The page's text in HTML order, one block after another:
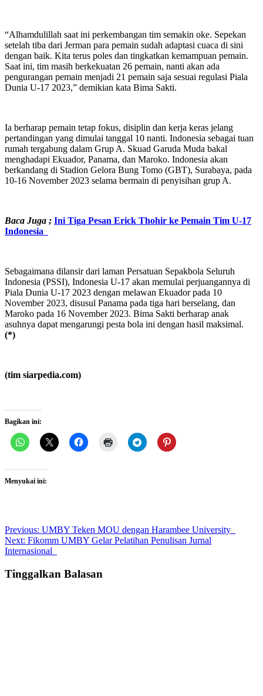
“Alhamdulillah saat ini perkembangan tim semakin oke. Sepekan
setelah tiba dari Jerman para pemain sudah adaptasi cuaca di sini
dengan baik. Kita terus poles dan tingkatkan kemampuan pemain.
Saat ini, tim masih berkekuatan 26 pemain, nanti akan ada
pengurangan pemain menjadi 21 pemain saja sesuai regulasi Piala
Dunia U-17 2023,” demikian kata Bima Sakti.
Ia berharap pemain tetap fokus, disiplin dan kerja keras jelang
pertandingan yang dimulai tanggal 10 nanti. Indonesia sebagai tuan
rumah tergabung dalam Grup A. Skuad Garuda Muda bakal
menghadapi Ekuador, Panama, dan Maroko. Indonesia akan
berkandang di Stadion Gelora Bung Tomo (GBT), Surabaya, pada
10-16 November 2023 selama bermain di penyisihan grup A.
Baca Juga ; Ini Tiga Pesan Erick Thohir ke Pemain Tim U-17
Indonesia
Sebagaimana dilansir dari laman Persatuan Sepakbola Seluruh
Indonesia (PSSI), Indonesia U-17 akan memulai perjuangannya di
Piala Dunia U-17 2023 dengan melawan Ekuador pada 10
November 2023, disusul Panama pada tiga hari berselang, dan
Maroko pada 16 November 2023. Bima Sakti berharap anak
asuhnya dapat mengarungi pesta bola ini dengan hasil maksimal.
(*)
(tim siarpedia.com)
Bagikan ini:
Menyukai ini:
Post
navigation
Previous: UMBY Teken MOU dengan Harambee University
Next: Fikomm UMBY Gelar Pelatihan Penulisan Jurnal
Internasional
Tinggalkan Balasan